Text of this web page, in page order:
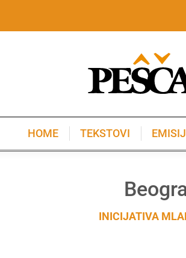
HOME TEKSTOVI
INICIJATIVA